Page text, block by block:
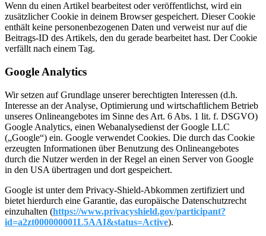
Wenn du einen Artikel bearbeitest oder veröffentlichst, wird ein
zusätzlicher Cookie in deinem Browser gespeichert. Dieser Cookie
enthält keine personenbezogenen Daten und verweist nur auf die
Beitrags-ID des Artikels, den du gerade bearbeitet hast. Der Cookie
verfällt nach einem Tag.
Google Analytics
Wir setzen auf Grundlage unserer berechtigten Interessen (d.h.
Interesse an der Analyse, Optimierung und wirtschaftlichem Betrieb
unseres Onlineangebotes im Sinne des Art. 6 Abs. 1 lit. f. DSGVO)
Google Analytics, einen Webanalysedienst der Google LLC
(„Google“) ein. Google verwendet Cookies. Die durch das Cookie
erzeugten Informationen über Benutzung des Onlineangebotes
durch die Nutzer werden in der Regel an einen Server von Google
in den USA übertragen und dort gespeichert.
Google ist unter dem Privacy-Shield-Abkommen zertifiziert und
bietet hierdurch eine Garantie, das europäische Datenschutzrecht
einzuhalten (https://www.privacyshield.gov/participant?
id=a2zt000000001L5AAI&status=Active).